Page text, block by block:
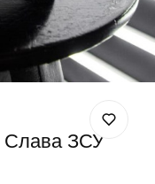
Слава ЗСУ